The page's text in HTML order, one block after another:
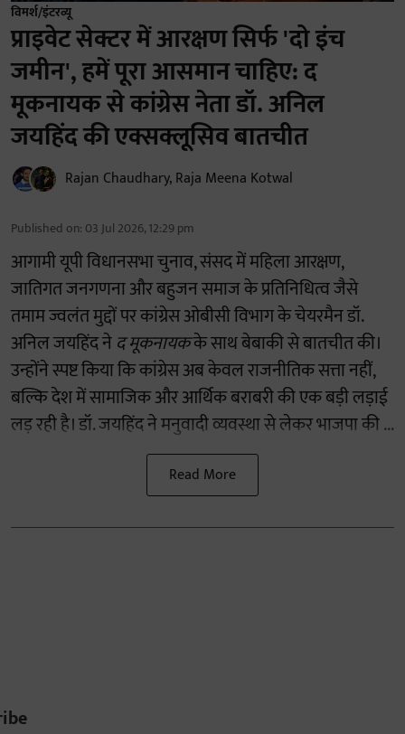
विमर्श/इंटरव्यू
प्राइवेट सेक्टर में आरक्षण सिर्फ 'दो इंच
जमीन', हमें पूरा आसमान चाहिए: द
मूकनायक से कांग्रेस नेता डॉ. अनिल
जयहिंद की एक्सक्लूसिव बातचीत
Rajan Chaudhary,Raja Meena Kotwal
Published on: 03 Jul 2026, 12:29 pm
आगामी यूपी विधानसभा चुनाव, संसद में महिला आरक्षण,
जातिगत जनगणना और बहुजन समाज के प्रतिनिधित्व जैसे
तमाम ज्वलंत मुद्दों पर कांग्रेस ओबीसी विभाग के चेयरमैन डॉ.
अनिल जयहिंद नेद मूकनायकके साथ बेबाकी से बातचीत की।
उन्होंने स्पष्ट किया कि कांग्रेस अब केवल राजनीतिक सत्ता नहीं,
बल्कि देश में सामाजिक और आर्थिक बराबरी की एक बड़ी लड़ाई
लड़ रही है। डॉ. जयहिंद ने मनुवादी व्यवस्था से लेकर भाजपा की ...
Read More